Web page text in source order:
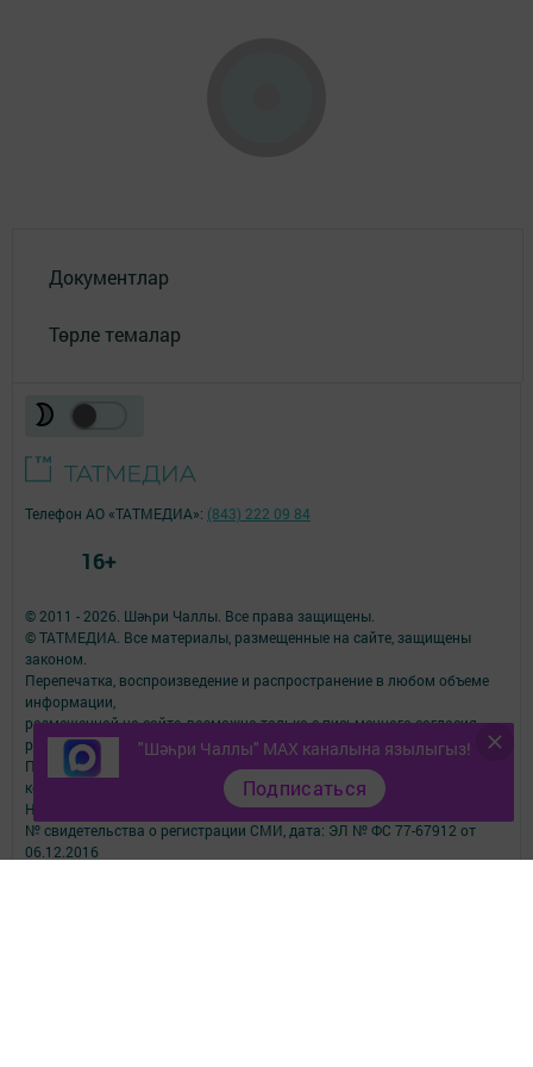
Документлар
Төрле темалар
"Шәһри Чаллы" MAX каналына язылыгыз!
Подписаться
© 2011 - 2026. Шәһри Чаллы. Все права защищены.
© ТАТМЕДИА. Все материалы, размещенные на сайте, защищены
законом.
Перепечатка, воспроизведение и распространение в любом объеме
информации,
размещенной на сайте, возможна только с письменного согласия
редакций СМИ.
При поддержке Республиканского агентства по печати и массовым
коммуникациям.
Наименование СМИ: Шəhри Чаллы
№ свидетельства о регистрации СМИ, дата: ЭЛ № ФС 77-67912 от
06.12.2016
Телефон АО «ТАТМЕДИА»: (843) 222 09 84
16+